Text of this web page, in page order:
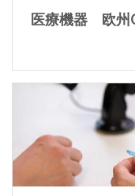
医療機器 欧州